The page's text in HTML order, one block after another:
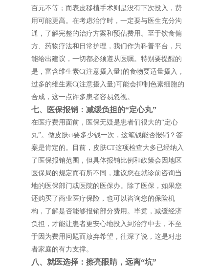
百元不等；而表皮移植手术则是没有下次投入，费
用可能更高。在考虑治疗时，一定要与医生充分沟
通，了解完整的治疗方案和预估费用。至于饮食偏
方、药物疗法和日常护理，我们作为科普平台，只
能给出建议，一切都必须遵从医嘱。特别要提醒的
是，富含维生素C(注意摄入量)的食物要适量摄入，
过多的维生素C(注意摄入量)可能会抑制色素细胞的
合成，这一点许多患者容易忽视。
七、医保报销：减缓负担的“定心丸”
在医疗费用面前，医保无疑是患者们很大的“定心
丸”。做皮肤ct要多少钱一次，这笔钱能否报销？答
案是肯定的。目前，皮肤CT这项检查大多已经纳入
了医保报销范围，但具体报销比例和政策会因地区
医保局的规定而有所不同，建议您在就诊前咨询当
地的医保部门或医院的医保办。除了医保，如果您
还购买了商业医疗保险，也可以咨询您的保险机
构，了解是否能够报销部分费用。毕竟，减缓经济
负担，才能让患者更安心地投入到治疗中去，不至
于因为费用问题而放弃希望，往深了说，这是对患
者家庭的有力支撑。
八、就医选择：擦亮眼睛，远离“坑”